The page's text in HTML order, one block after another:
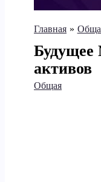
Главная
Будущее
активов
Общая